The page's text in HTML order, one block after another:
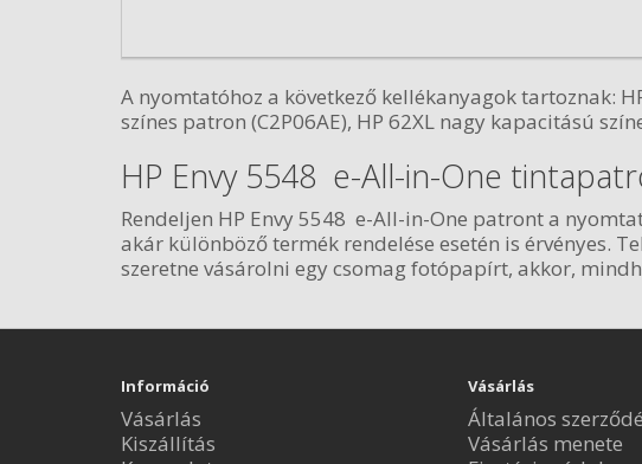
A nyomtatóhoz a következő kellékanyagok tartoznak:
színes patron (C2P06AE), HP 62XL nagy kapacitású
HP Envy 5548 e-All-in-One
Rendeljen HP Envy 5548 e-All-in-One patront a
akár különböző termék rendelése esetén is érvényes.
szeretne vásárolni egy csomag fotópapírt, akkor,
Információ
Vásárlás
Kiszállítás
Vásárlás
Általános
Vásárlás menete